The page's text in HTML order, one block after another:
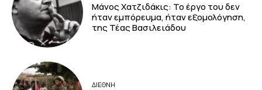
Μάνος Χατζιδάκις: Το έργο του δεν
ήταν εμπόρευμα, ήταν εξομολόγηση,
της Τέας Βασιλειάδου
ΔΙΕΘΝΗ